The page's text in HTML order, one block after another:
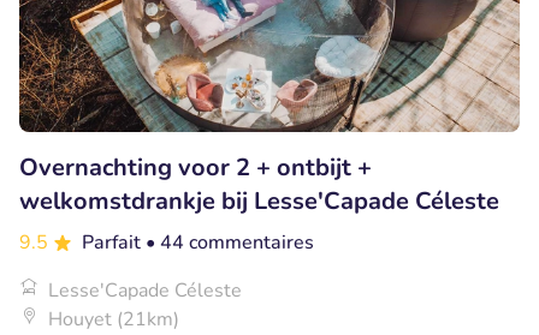
Overnachting voor 2 + ontbijt +
welkomstdrankje bij Lesse'Capade Céleste
9.5 Parfait • 44 commentaires
Lesse'Capade Céleste
Houyet (21km)